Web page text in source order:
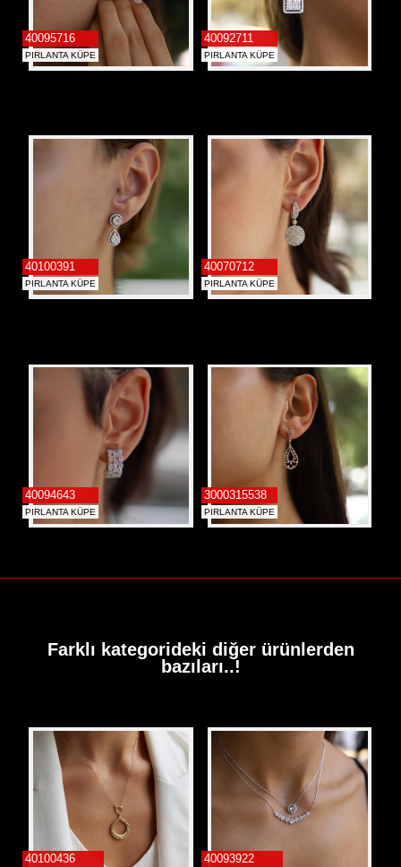
40095716
PIRLANTA KÜPE
40092711
PIRLANTA KÜPE
40100391
PIRLANTA KÜPE
40070712
PIRLANTA KÜPE
40094643
PIRLANTA KÜPE
3000315538
PIRLANTA KÜPE
Farklı kategorideki diğer ürünlerden
bazıları..!
40100436 40093922